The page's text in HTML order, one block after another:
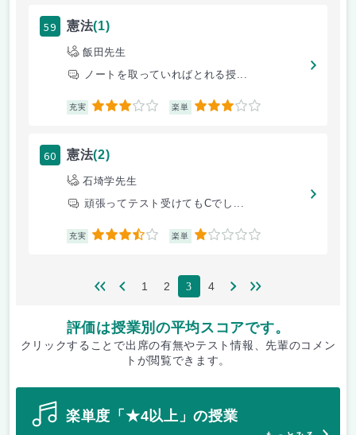
59 憲法(1)
飯田先生
ノートを取っていればとれる授...
充実 3 楽単 3
60 憲法(2)
石埼学先生
頑張ってテスト受けてもCでし...
充実 3.5 楽単 1
1 2 3 4
評価は授業別の平均スコアです。
クリックすることで出席の有無やテスト情報、先輩のコメン
トが閲覧できます。
楽単度「★4以上」の授業